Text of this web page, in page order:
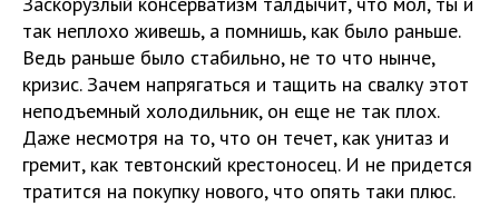
так неплохо живешь, а помнишь, как было раньше.
Ведь раньше было стабильно, не то что нынче,
кризис. Зачем напрягаться и тащить на свалку этот
неподъемный холодильник, он еще не так плох.
Даже несмотря на то, что он течет, как унитаз и
гремит, как тевтонский крестоносец. И не придется
тратится на покупку нового, что опять таки плюс.